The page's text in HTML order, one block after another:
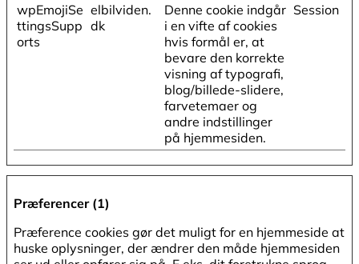
wpEmojiSe
ttingsSupp
orts
elbilviden.
dk
Denne cookie indgår
i en vifte af cookies
hvis formål er, at
bevare den korrekte
visning af typografi,
blog/billede-slidere,
farvetemaer og
andre indstillinger
på hjemmesiden.
Session
Præferencer (1)
Præference cookies gør det muligt for en hjemmeside at
huske oplysninger, der ændrer den måde hjemmesiden